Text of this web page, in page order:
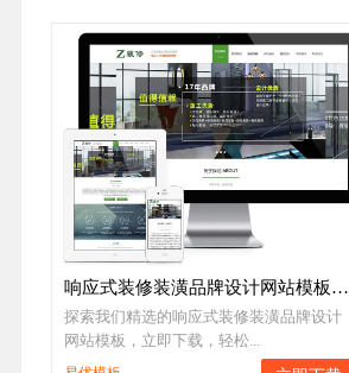
响应式装修装潢品牌设计网站模板下载
探索我们精选的响应式装修装潢品牌设计
网站模板，立即下载，轻松...